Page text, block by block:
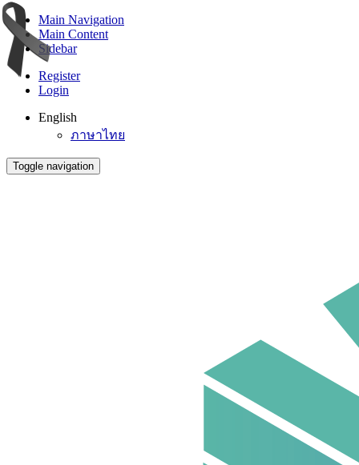
Main Navigation
Main Content
Sidebar
Register
Login
English
ภาษาไทย
Toggle navigation